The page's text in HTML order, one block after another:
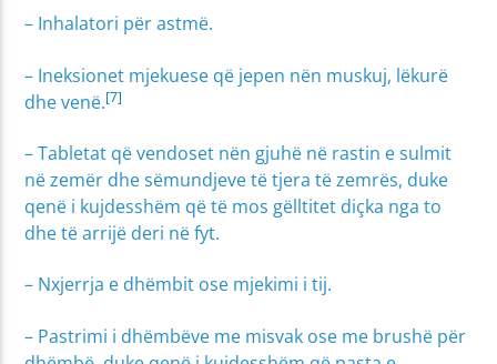
– Inhalatori për astmë.
– Ineksionet mjekuese që jepen nën muskuj, lëkurë
dhe venë.[7]
– Tabletat që vendoset nën gjuhë në rastin e sulmit
në zemër dhe sëmundjeve të tjera të zemrës, duke
qenë i kujdesshëm që të mos gëlltitet diçka nga to
dhe të arrijë deri në fyt.
– Nxjerrja e dhëmbit ose mjekimi i tij.
– Pastrimi i dhëmbëve me misvak ose me brushë për